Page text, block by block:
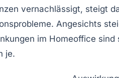
vernachlässigt, steigt
Angesichts
im Homeoffice sind
je.